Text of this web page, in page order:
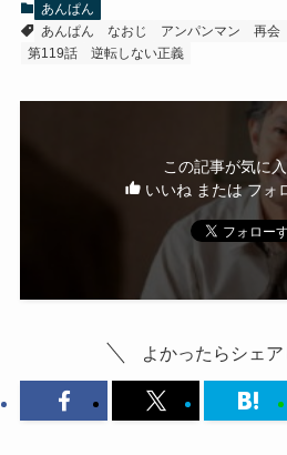
あんぱん
あんぱん
なおじ アンパンマン 再会
第119話
逆転しない正義
この記事が気に
いいね または フォ
よかったらシェア